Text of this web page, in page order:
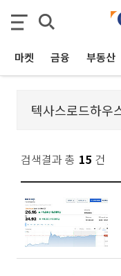
마켓 금융 부동산
검색결과 총 15 건